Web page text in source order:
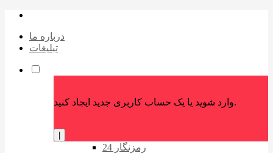
درباره ما
تبلیغات
وارد شوید یا یک حساب کاربری جدید ایجاد کنید.
رمزنگار 24